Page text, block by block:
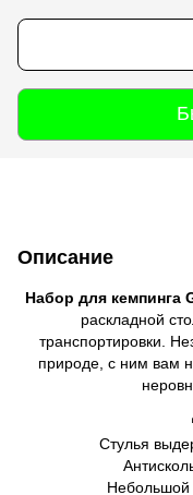
Описание
Набор для кемпинга
раскладной
транспортировки.
природе, с ним вам
Стулья
Небольшой